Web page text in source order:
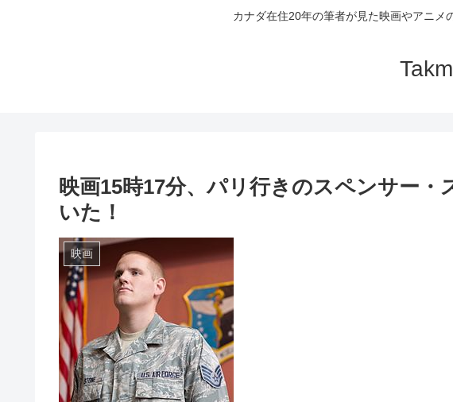
カナダ在住20年の筆者が見た映画やアニメ
映画15時17分、パリ行きのスペンサー・
いた！
映画